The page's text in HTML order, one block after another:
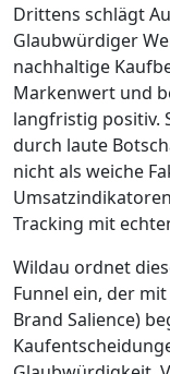
Drittens schlägt
Glaubwürdiger
nachhaltige
Markenwert und
langfristig positiv.
durch laute
nicht als weiche
Tracking mit
Wildau ordnet
Funnel ein, der
Brand Salience)